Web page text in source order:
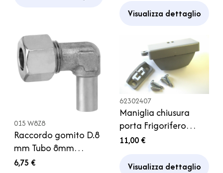
Visualizza dettaglio
015 W8Z8
Raccordo gomito D.8
mm Tubo 8mm
Regolatore Gas
6,75 €
62302407
Maniglia chiusura
porta Frigorifero
Thetford Frigor
11,00 €
Visualizza dettaglio